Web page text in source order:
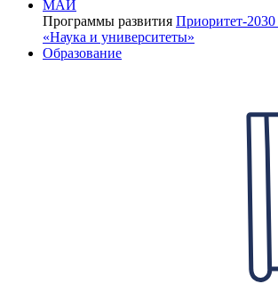
МАИ
Программы развития Приоритет-2030
«Наука и университеты»
Образование